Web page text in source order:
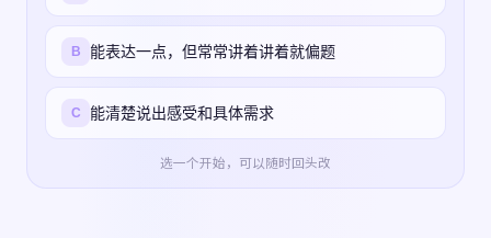
B 能表达一点，但常常讲着讲着就偏题
C 能清楚说出感受和具体需求
选一个开始，可以随时回头改